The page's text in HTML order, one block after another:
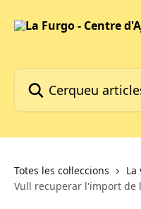
Cerqueu articles...
Totes les col·leccions
La
Vull recuperar l'import de